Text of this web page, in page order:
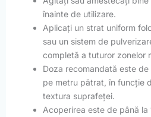
înainte de utilizare.
Aplicați un strat uniform
sau un sistem de
completă a tuturor zonelor
Doza recomandată este
pe metru pătrat, în funcție
textura suprafeței.
Acoperirea este de până la